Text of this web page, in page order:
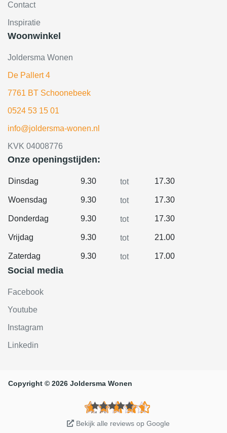
Contact
Inspiratie
Woonwinkel
Joldersma Wonen
De Pallert 4
7761 BT Schoonebeek
0524 53 15 01
info@joldersma-wonen.nl
KVK 04008776
Onze openingstijden:
Dinsdag 9.30 tot 17.30
Woensdag 9.30 tot 17.30
Donderdag 9.30 tot 17.30
Vrijdag 9.30 tot 21.00
Zaterdag 9.30 tot 17.00
Social media
Facebook
Youtube
Instagram
Linkedin
Copyright © 2026 Joldersma Wonen
(4.6)
Bekijk alle reviews op Google